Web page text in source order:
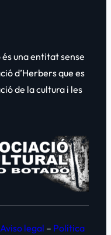
és una entitat sense
d’Herbers que es
de la cultura i les
Aviso legal – Política